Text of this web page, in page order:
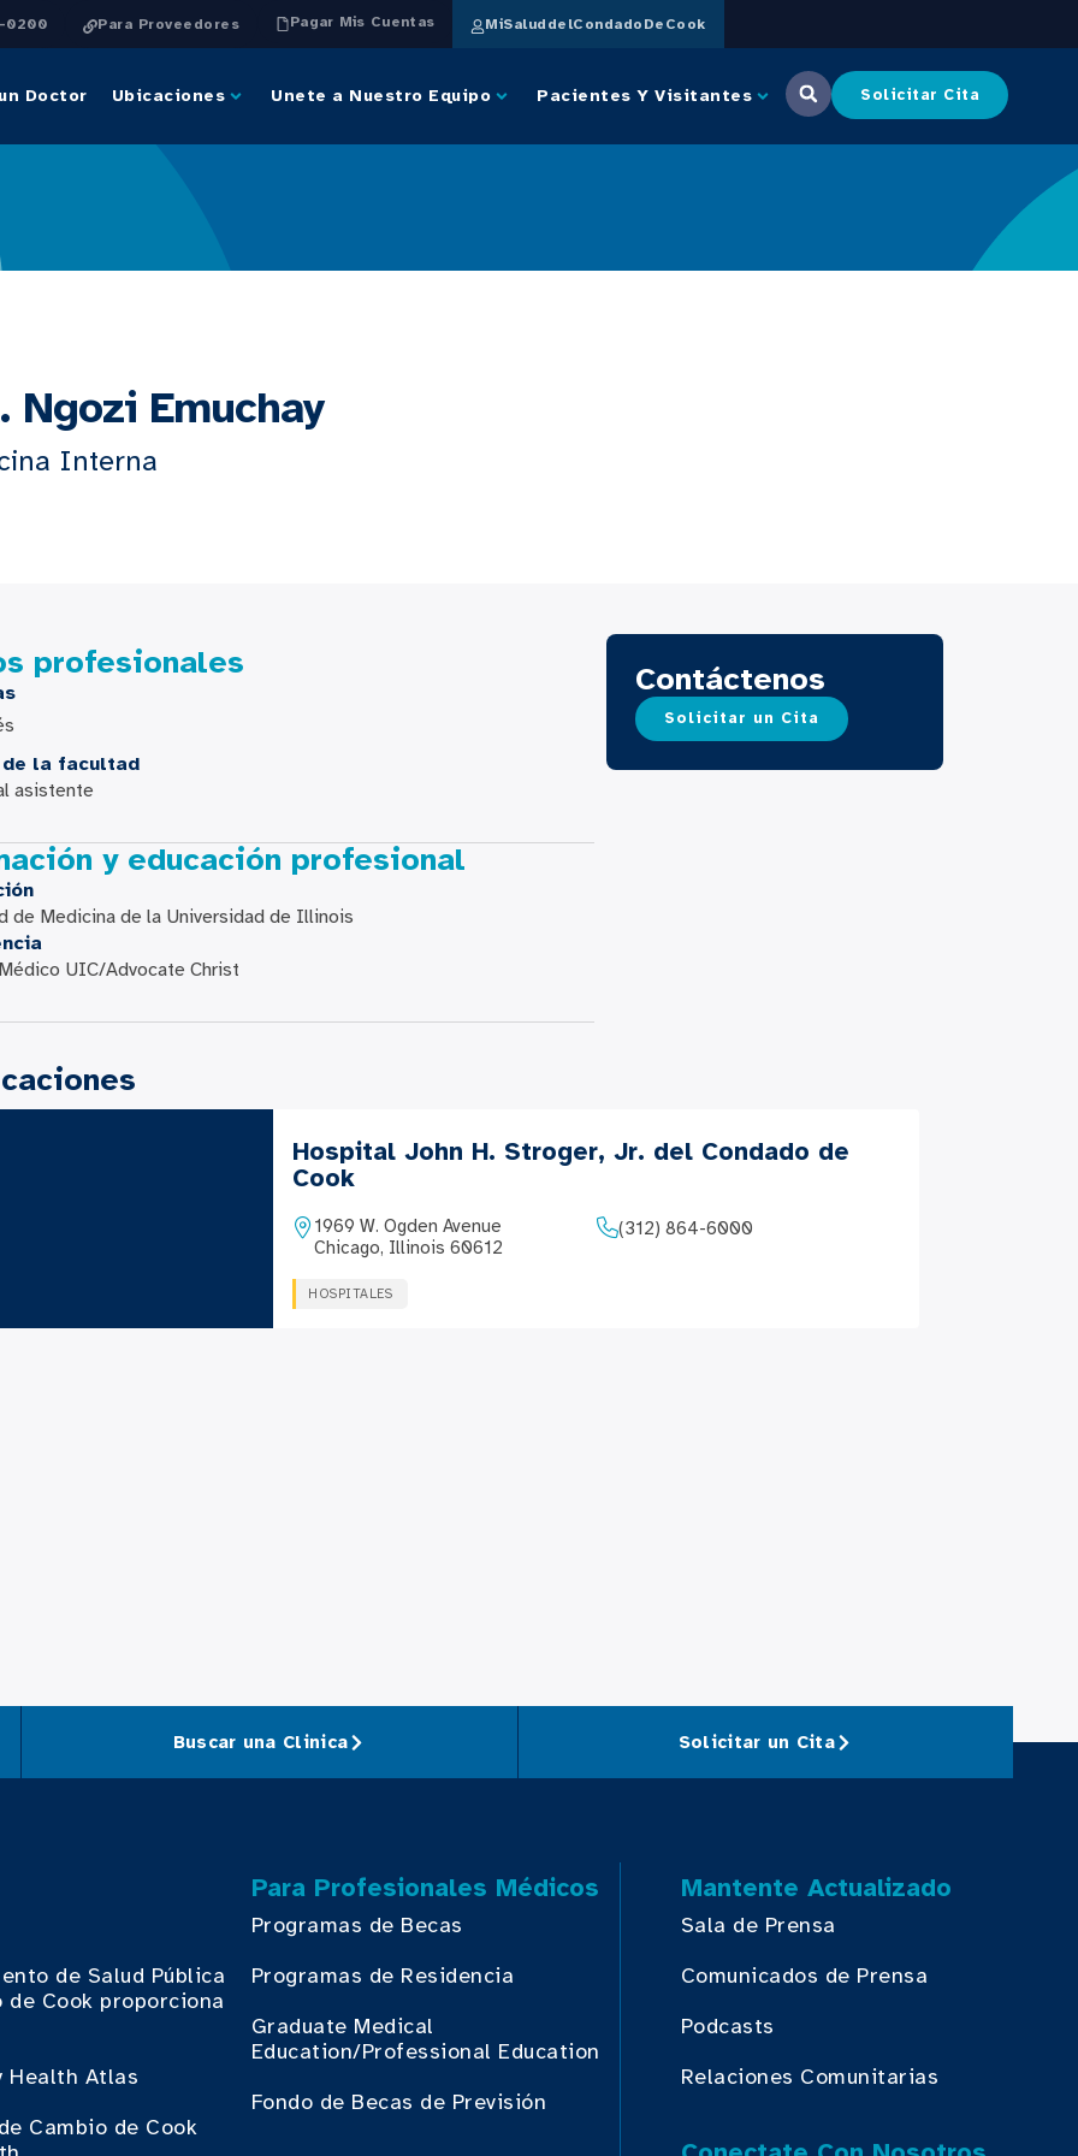
0200 Para Proveedores Pagar Mis Cuentas MiSaluddelCondadoDeCook
Doctor Ubicaciones Unete a Nuestro Equipo Pacientes Y Visitantes Solicitar Cita
Ngozi Emuchay
Interna
profesionales
de la facultad
asistente
y educación profesional
de Medicina de la Universidad de Illinois
UIC/Advocate Christ
Contáctenos
Solicitar un Cita
Hospital John H. Stroger, Jr. del Condado de
Cook
1969 W. Ogden Avenue
Chicago, Illinois 60612
(312) 864-6000
HOSPITALES
Buscar una Clinica Solicitar un Cita
de Salud Pública
de Cook proporciona
Health Atlas
Cambio de Cook
Para Profesionales Médicos
Programas de Becas
Programas de Residencia
Graduate Medical
Education/Professional Education
Fondo de Becas de Previsión
Mantente Actualizado
Sala de Prensa
Comunicados de Prensa
Podcasts
Relaciones Comunitarias